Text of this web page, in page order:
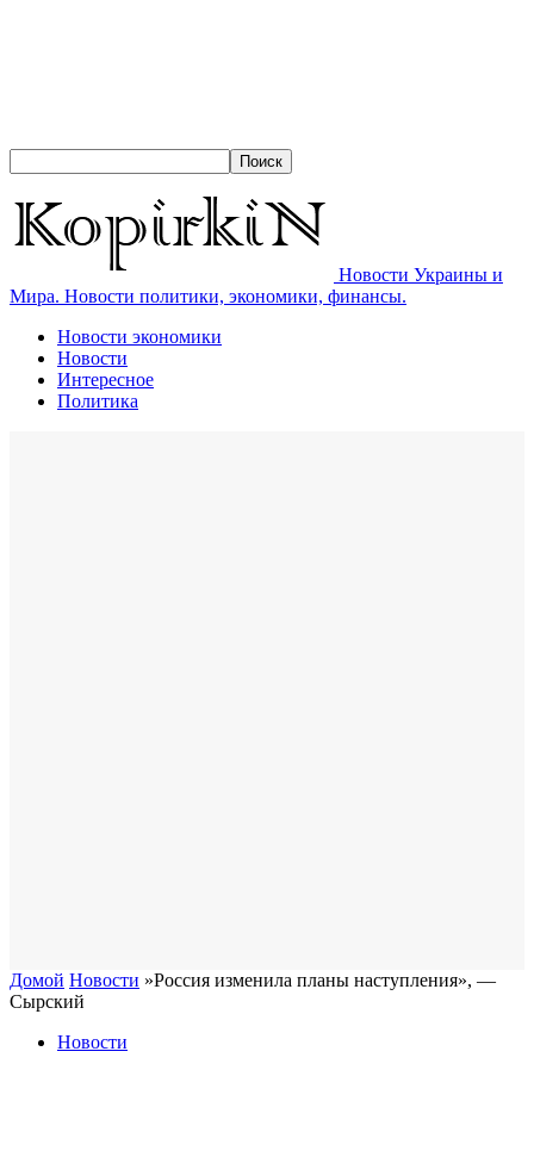
Новости Украины и
Мира. Новости политики, экономики, финансы.
Новости экономики
Новости
Интересное
Политика
Домой Новости ​»Россия изменила планы наступления», —
Сырский
Новости